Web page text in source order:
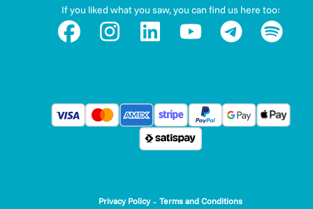
If you liked what you saw, you can find us here too:
Privacy Policy - Terms and Conditions